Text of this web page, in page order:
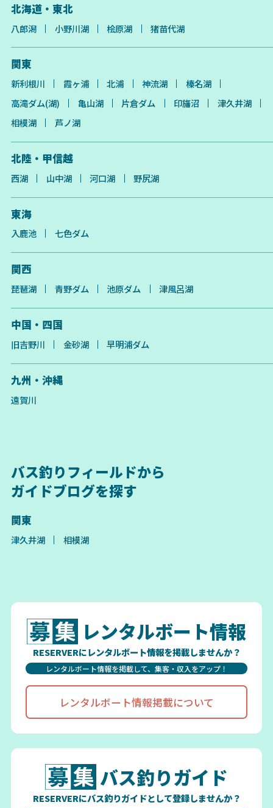
北海道・東北
八郎潟 小野川湖 桧原湖 猪苗代湖
関東
新利根川 霞ヶ浦 北浦 神流湖
榛名湖
高滝ダム(湖)
亀山湖 片倉ダム 印旛沼
津久井湖
相模湖
芦ノ湖
北陸・甲信越
西湖 山中湖 河口湖 野尻湖
東海
入鹿池 七色ダム
関西
琵琶湖 青野ダム 池原ダム 津風呂湖
中国・四国
旧吉野川 金砂湖 早明浦ダム
九州・沖縄
遠賀川
バス釣りフィールドから
ガイドブログを探す
関東
津久井湖 相模湖
レンタルボート情報
RESERVERにレンタルボート情報を掲載しませんか？
レンタルボート情報を掲載して、集客・収入をアップ！
レンタルボート情報掲載について
バス釣りガイド
RESERVERにバス釣りガイドとして登録しませんか？